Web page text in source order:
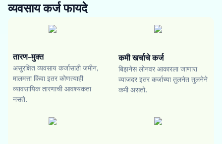
व्यवसाय कर्जफायदे
तारण-मुक्त
असुरक्षित व्यवसाय कर्जासाठी जमीन,
मालमत्ता किंवा इतर कोणत्याही
व्यावसायिक तारणाची आवश्यकता
नसते.
कमी खर्चाचे कर्ज
बिझनेस लोनवर आकारला जाणारा
व्याजदर इतर कर्जाच्या तुलनेत तुलनेने
कमी असतो.